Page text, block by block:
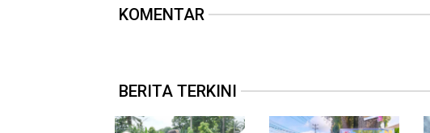
KOMENTAR
BERITA TERKINI